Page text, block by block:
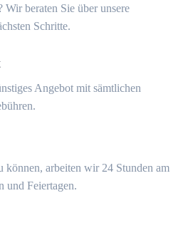
Wir beraten Sie über unsere
Schritte.
Angebot mit sämtlichen
können, arbeiten wir 24 Stunden am
und Feiertagen.